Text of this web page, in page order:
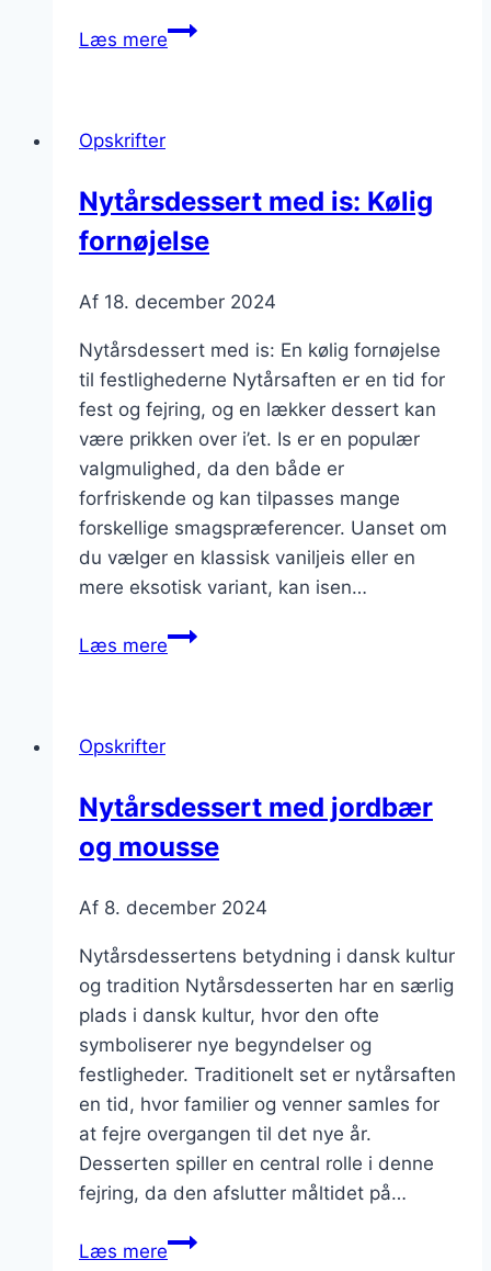
Læs mereNytårsdessert
Opskrifter
Nytårsdessert med is: Kølig
fornøjelse
Af 18. december 2024
Nytårsdessert med is: En kølig fornøjelse
til festlighederne Nytårsaften er en tid for
fest og fejring, og en lækker dessert kan
være prikken over i’et. Is er en populær
valgmulighed, da den både er
forfriskende og kan tilpasses mange
forskellige smagspræferencer. Uanset om
du vælger en klassisk vaniljeis eller en
mere eksotisk variant, kan isen…
Læs mereNytårsdessert
Opskrifter
Nytårsdessert med jordbær
og mousse
Af 8. december 2024
Nytårsdessertens betydning i dansk kultur
og tradition Nytårsdesserten har en særlig
plads i dansk kultur, hvor den ofte
symboliserer nye begyndelser og
festligheder. Traditionelt set er nytårsaften
en tid, hvor familier og venner samles for
at fejre overgangen til det nye år.
Desserten spiller en central rolle i denne
fejring, da den afslutter måltidet på…
Læs mereNytårsdessert